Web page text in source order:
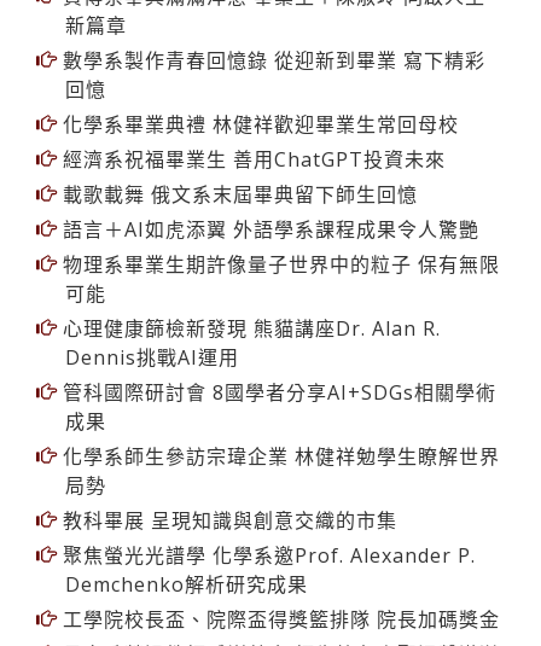
數學系製作青春回憶錄 從迎新到畢業 寫下精彩
回憶
化學系畢業典禮 林健祥歡迎畢業生常回母校
經濟系祝福畢業生 善用ChatGPT投資未來
載歌載舞 俄文系末屆畢典留下師生回憶
語言＋AI如虎添翼 外語學系課程成果令人驚艷
物理系畢業生期許像量子世界中的粒子 保有無限
可能
心理健康篩檢新發現 熊貓講座Dr. Alan R.
Dennis挑戰AI運用
管科國際研討會 8國學者分享AI+SDGs相關學術
化學系師生參訪宗瑋企業 林健祥勉學生瞭解世界
局勢
教科畢展 呈現知識與創意交織的市集
聚焦螢光光譜學 化學系邀Prof. Alexander P.
Demchenko解析研究成果
工學院校長盃、院際盃得獎籃排隊 院長加碼獎金
日文系榮退教師感謝茶會 師生校友齊聚溫馨滿溢